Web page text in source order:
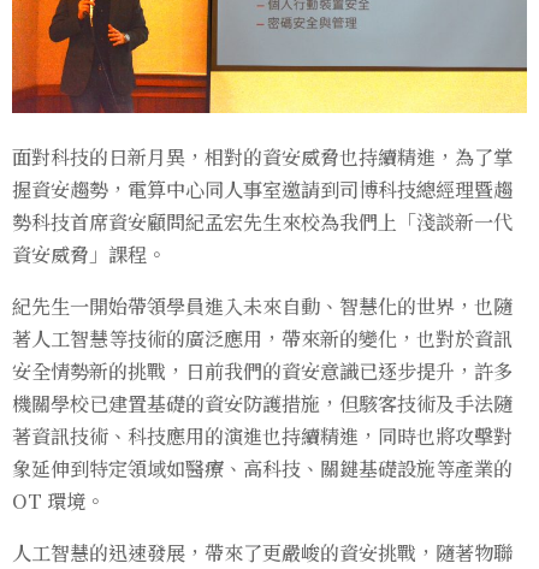
面對科技的日新月異，相對的資安威脅也持續精進，為了掌
握資安趨勢，電算中心同人事室邀請到司博科技總經理暨趨
勢科技首席資安顧問紀孟宏先生來校為我們上「淺談新一代
資安威脅」課程。
紀先生一開始帶領學員進入未來自動、智慧化的世界，也隨
著人工智慧等技術的廣泛應用，帶來新的變化，也對於資訊
安全情勢新的挑戰，日前我們的資安意識已逐步提升，許多
機關學校已建置基礎的資安防護措施，但駭客技術及手法隨
著資訊技術、科技應用的演進也持續精進，同時也將攻擊對
象延伸到特定領域如醫療、高科技、關鍵基礎設施等產業的
OT 環境。
人工智慧的迅速發展，帶來了更嚴峻的資安挑戰，隨著物聯